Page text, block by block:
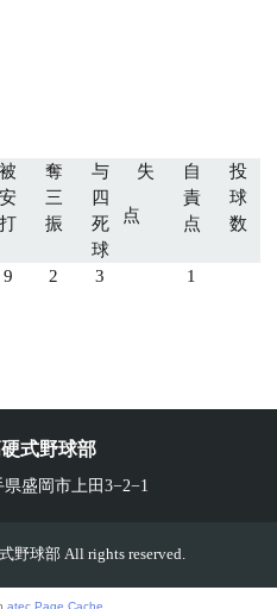
被
安
打
奪
三
振
与
四
死
球
失
点
自
責
点
投
球
数
9 2 3 1
式野球部
盛岡市上田3−2−1
野球部 All rights reserved.
atec Page Cache